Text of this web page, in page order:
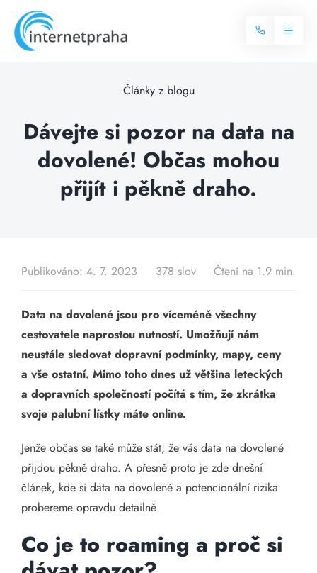
content
Toggle
Internet
Balíčky internetu
Více o internetu
Televize
Články z blogu
Dávejte si pozor na data na
dovolené! Občas mohou
přijít i pěkně draho.
Publikováno: 4. 7. 2023 378 slov Čtení na 1.9 min.
Data na dovolené jsou pro víceméně všechny
cestovatele naprostou nutností. Umožňují nám
neustále sledovat dopravní podmínky, mapy, ceny
a vše ostatní. Mimo toho dnes už většina leteckých
a dopravních společností počítá s tím, že zkrátka
svoje palubní lístky máte online.
Jenže občas se také může stát, že vás data na dovolené
přijdou pěkně draho. A přesně proto je zde dnešní
článek, kde si data na dovolené a potencionální rizika
probereme opravdu detailně.
Co je to roaming a proč si